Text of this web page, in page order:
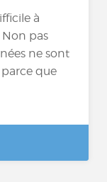
à
pas
ne sont
que